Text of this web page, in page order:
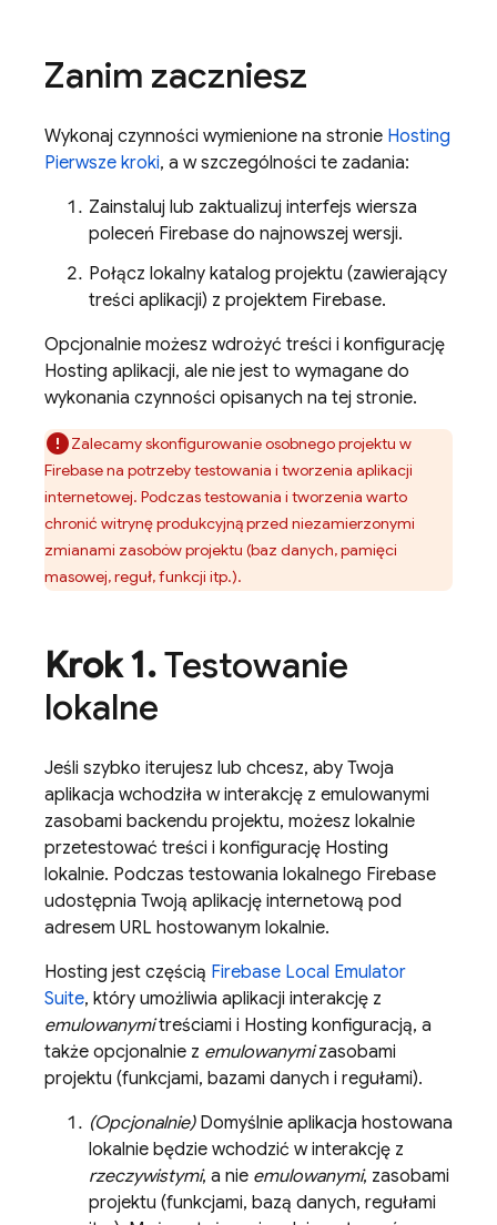
Zanim zaczniesz
Wykonaj czynności wymienione na stronie Hosting
Pierwsze kroki, a w szczególności te zadania:
Zainstaluj lub zaktualizuj interfejs wiersza
poleceń Firebase do najnowszej wersji.
Połącz lokalny katalog projektu (zawierający
treści aplikacji) z projektem Firebase.
Opcjonalnie możesz wdrożyć treści i konfigurację
Hosting aplikacji, ale nie jest to wymagane do
wykonania czynności opisanych na tej stronie.
Zalecamy skonfigurowanie osobnego projektu w
Firebase na potrzeby testowania i tworzenia aplikacji
internetowej. Podczas testowania i tworzenia warto
chronić witrynę produkcyjną przed niezamierzonymi
zmianami zasobów projektu (baz danych, pamięci
masowej, reguł, funkcji itp.).
Krok 1.Testowanie
lokalne
Jeśli szybko iterujesz lub chcesz, aby Twoja
aplikacja wchodziła w interakcję z emulowanymi
zasobami backendu projektu, możesz lokalnie
przetestować treści i konfigurację Hosting
lokalnie. Podczas testowania lokalnego Firebase
udostępnia Twoją aplikację internetową pod
adresem URL hostowanym lokalnie.
Hosting jest częścią Firebase Local Emulator
Suite, który umożliwia aplikacji interakcję z
emulowanymitreściami i Hosting konfiguracją, a
także opcjonalnie z emulowanymizasobami
projektu (funkcjami, bazami danych i regułami).
(Opcjonalnie)Domyślnie aplikacja hostowana
lokalnie będzie wchodzić w interakcję z
rzeczywistymi, a nie emulowanymi, zasobami
projektu (funkcjami, bazą danych, regułami